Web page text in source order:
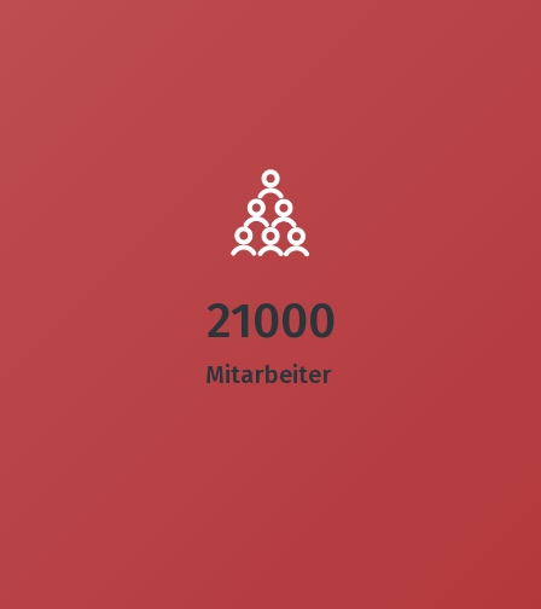
21000
Mitarbeiter